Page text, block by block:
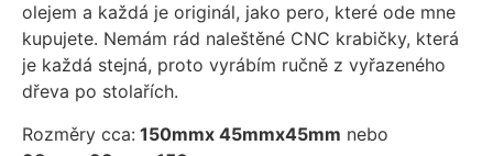
olejem a každá je originál, jako pero, které ode mne
kupujete. Nemám rád naleštěné CNC krabičky, která
je každá stejná, proto vyrábím ručně z vyřazeného
dřeva po stolařích.
Rozměry cca: 150mmx 45mmx45mm nebo